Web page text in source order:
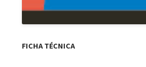
FICHA TÉCNICA